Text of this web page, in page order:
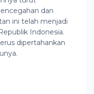
dan
ini telah menjadi
Indonesia.
dipertahankan